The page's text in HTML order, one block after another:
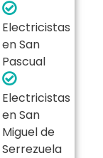
Electricistas
en San
Pascual
Electricistas
en San
Miguel de
Serrezuela